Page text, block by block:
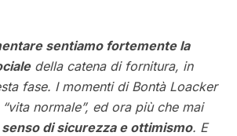
sentiamo fortemente la
della catena di fornitura, in
fase. I momenti di Bontà Loacker
normale”, ed ora più che mai
senso di sicurezza e ottimismo. E